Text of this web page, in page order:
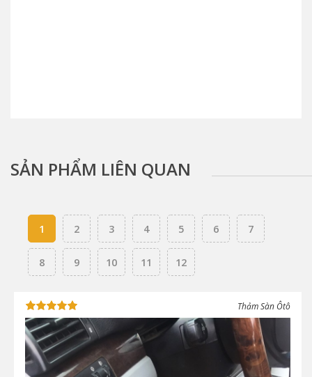
SẢN PHẨM LIÊN QUAN
1 2 3 4 5 6 7
8 9 10 11 12
Thảm Sàn Ôtô